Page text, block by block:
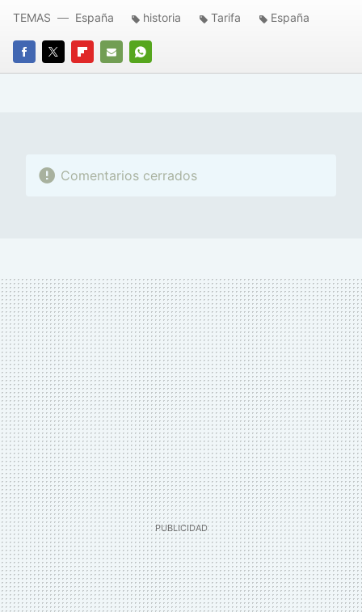
FACEBOOK
TWITTERFLIPBOARD
E-
WHATSAPP
TEMAS España historia Tarifa España
Comentarios cerrados